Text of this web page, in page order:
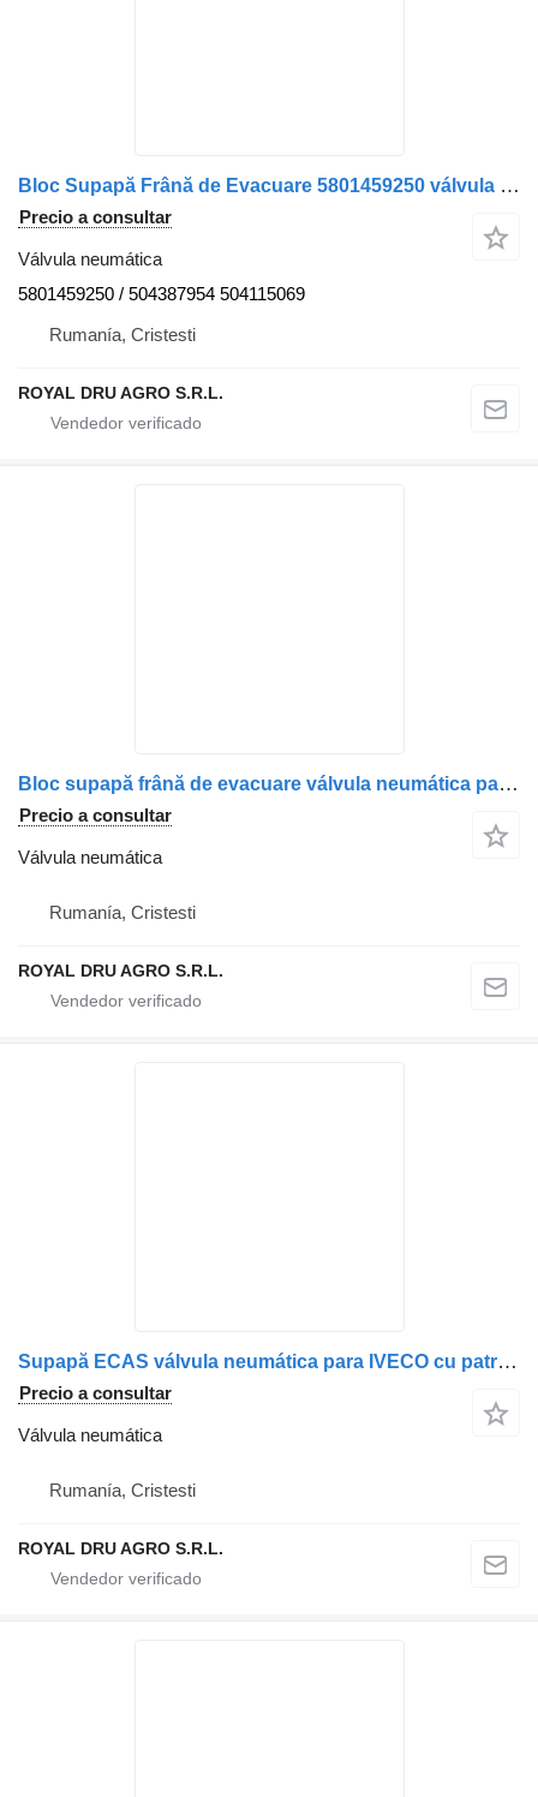
Bloc Supapă Frână de Evacuare 5801459250 válvula neumática para IVECO 1287305536 153704 camión
Precio a consultar
Válvula neumática
5801459250 / 504387954 504115069
Rumanía, Cristesti
ROYAL DRU AGRO S.R.L.
Bloc supapă frână de evacuare válvula neumática para IVECO 861491 camión
Precio a consultar
Válvula neumática
Rumanía, Cristesti
ROYAL DRU AGRO S.R.L.
Supapă ECAS válvula neumática para IVECO cu patru ieșiri, coduri multiple camión
Precio a consultar
Válvula neumática
Rumanía, Cristesti
ROYAL DRU AGRO S.R.L.